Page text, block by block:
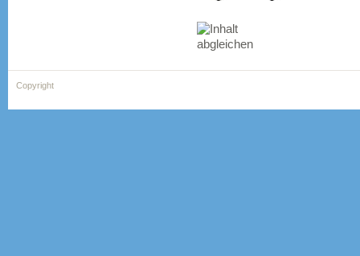
Copyright